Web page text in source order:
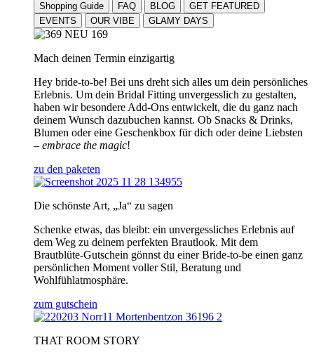
Shopping Guide
FAQ BLOG
GET FEATURED
EVENTS
OUR VIBE GLAMY DAYS
Mach deinen Termin einzigartig
Hey bride-to-be! Bei uns dreht sich alles um dein persönliches
Erlebnis. Um dein Bridal Fitting unvergesslich zu gestalten,
haben wir besondere Add-Ons entwickelt, die du ganz nach
deinem Wunsch dazubuchen kannst. Ob Snacks & Drinks,
Blumen oder eine Geschenkbox für dich oder deine Liebsten
– embrace the magic!
zu den paketen
Die schönste Art, „Ja“ zu sagen
Schenke etwas, das bleibt: ein unvergessliches Erlebnis auf
dem Weg zu deinem perfekten Brautlook. Mit dem
Brautblüte-Gutschein gönnst du einer Bride-to-be einen ganz
persönlichen Moment voller Stil, Beratung und
Wohlfühlatmosphäre.
zum gutschein
THAT ROOM STORY